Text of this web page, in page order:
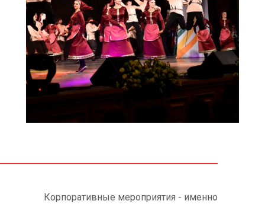
Корпоративные мероприятия - именно